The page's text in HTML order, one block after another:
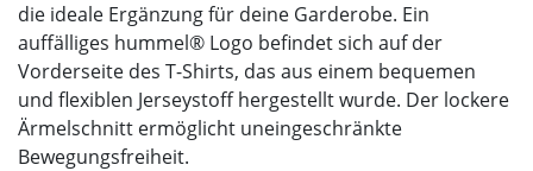
die ideale Ergänzung für deine Garderobe. Ein
auffälliges hummel® Logo befindet sich auf der
Vorderseite des T-Shirts, das aus einem bequemen
und flexiblen Jerseystoff hergestellt wurde. Der lockere
Ärmelschnitt ermöglicht uneingeschränkte
Bewegungsfreiheit.